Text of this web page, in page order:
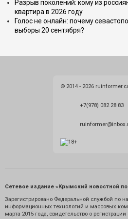
Разрыв поколений: кому из
квартира в 2026 году
Голос не онлайн: почему
выборы 20 сентября?
© 2014 - 2026
+7(978) 082 28 83
Сетевое издание «Крымский новостной
Зарегистрировано Федеральной службой по
информационных технологий и массовых
марта 2015 года, свидетельство о